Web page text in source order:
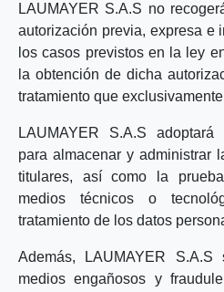
LAUMAYER S.A.S no
autorización previa, expresa e
los casos previstos en la ley
la obtención de dicha
tratamiento que
LAUMAYER S.A.S
para almacenar y administrar
titulares, así como la
medios técnicos o
tratamiento de los datos
Además, LAUMAYER
medios engañosos y